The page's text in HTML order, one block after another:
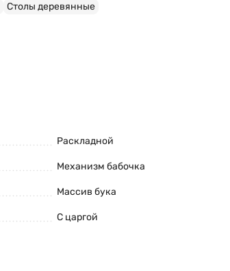
Столы деревянные
Раскладной
Механизм бабочка
Массив бука
С царгой